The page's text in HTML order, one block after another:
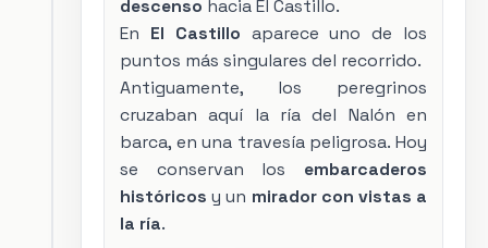
descenso hacia El Castillo.
En El Castillo aparece uno de los
puntos más singulares del recorrido.
Antiguamente, los peregrinos
cruzaban aquí la ría del Nalónen
barca, en una travesía peligrosa. Hoy
se conservan los embarcaderos
históricos y un mirador con vistas a
la ría.